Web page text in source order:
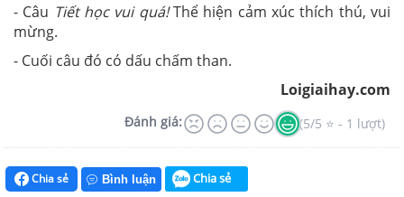
- Câu Tiết học vui quá!Thể hiện cảm xúc thích thú, vui
mừng.
- Cuối câu đó có dấu chấm than.
Loigiaihay.com
Đánh giá: (5/5 ⭐ - 1 lượt)
Chia sẻ Bình luận Chia sẻ